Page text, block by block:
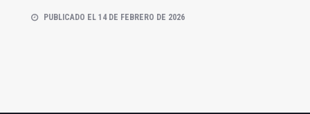
PUBLICADO EL 14 DE FEBRERO DE 2026